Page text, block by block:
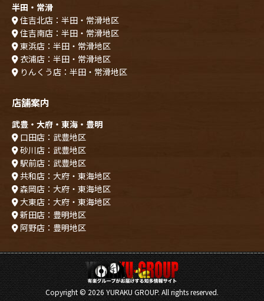
半田・常滑
住吉北店：半田・常滑地区
住吉南店：半田・常滑地区
東浜店：半田・常滑地区
衣浦店：半田・常滑地区
りんくう店：半田・常滑地区
店舗案内
武豊・大府・東海・豊明
口田店：武豊地区
砂川店：武豊地区
駅前店：武豊地区
共和店：大府・東海地区
森岡店：大府・東海地区
大東店：大府・東海地区
新田店：豊明地区
阿野店：豊明地区
Copyright ©2026 YURAKU GROUP. All rights reserved.